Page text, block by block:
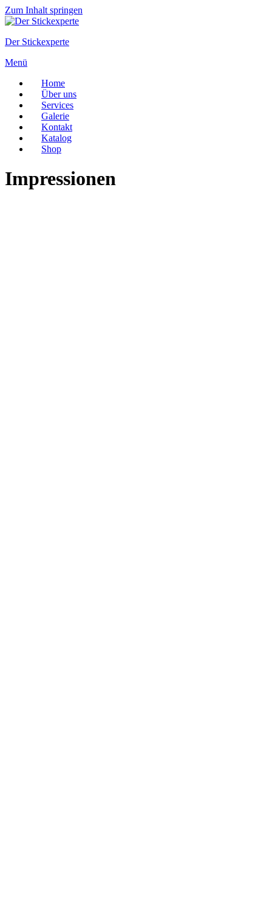
Zum Inhalt springen
Der Stickexperte
Menü
Home
Über uns
Services
Galerie
Kontakt
Katalog
Shop
Impressionen